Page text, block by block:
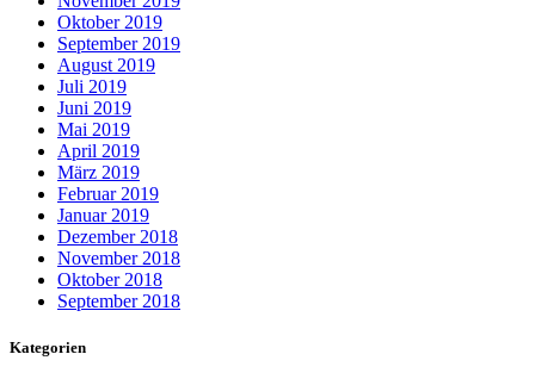
Oktober 2019
September 2019
August 2019
Juli 2019
Juni 2019
Mai 2019
April 2019
März 2019
Februar 2019
Januar 2019
Dezember 2018
November 2018
Oktober 2018
September 2018
Kategorien